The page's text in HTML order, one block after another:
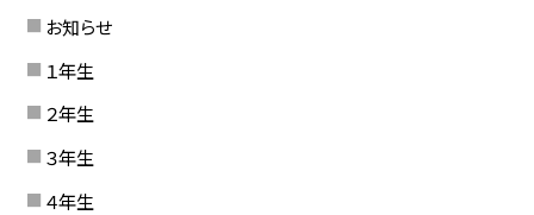
お知らせ
１年生
２年生
３年生
４年生